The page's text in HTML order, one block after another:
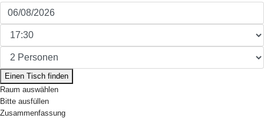
Datum:
Uhrzeit:
Personen:
Einen Tisch finden
Raum auswählen
Bitte ausfüllen
Zusammenfassung